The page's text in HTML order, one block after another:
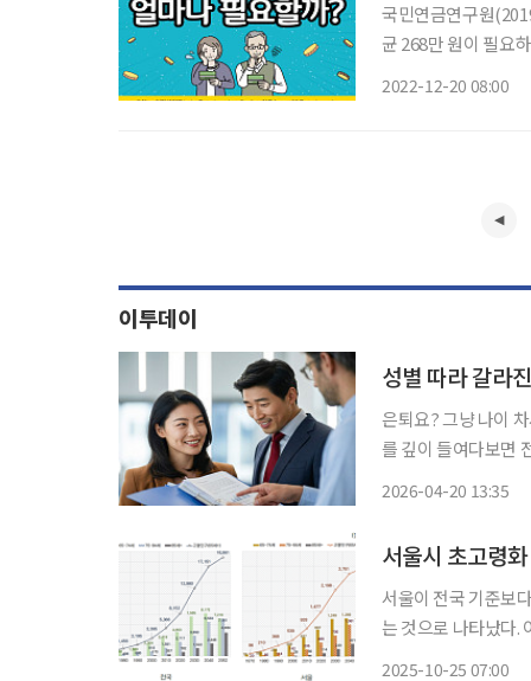
국민연금연구원
균 268만 원이 필요
2022-12-20 08:00
이투데이
성별 따라 갈라
은퇴요? 그냥 나이
를 깊이 들여다보면
2026-04-20 13:35
서울이 전국 기준보
는 것으로 나타났다.
2025-10-25 07:00